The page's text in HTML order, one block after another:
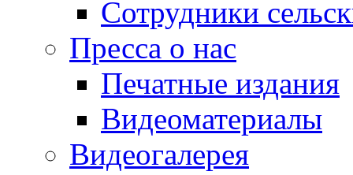
Сотрудники
Пресса о нас
Печатные издания
Видеоматериалы
Видеогалерея